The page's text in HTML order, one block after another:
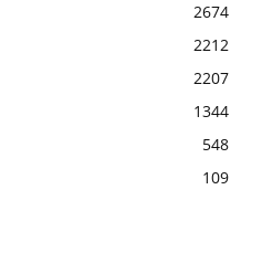
2674
2212
2207
1344
548
109